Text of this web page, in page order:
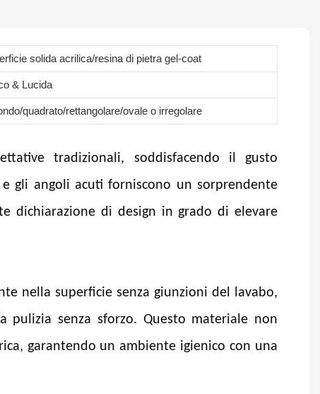
solida acrilica/resina di pietra gel-coat
& Lucida
quadrato/rettangolare/ovale o irregolare
tradizionali, soddisfacendo il gusto
gli angoli acuti forniscono un sorprendente
dichiarazione di design in grado di elevare
nella superficie senza giunzioni del lavabo,
senza sforzo. Questo materiale non
garantendo un ambiente igienico con una